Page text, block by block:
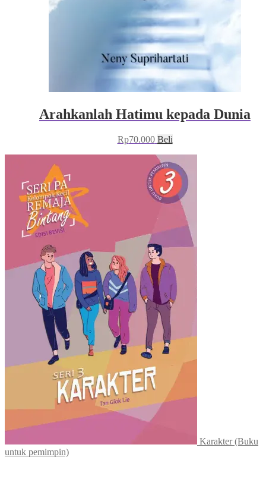
Arahkanlah Hatimu kepada Dunia
Rp70.000 Beli
Karakter (Buku
untuk pemimpin)